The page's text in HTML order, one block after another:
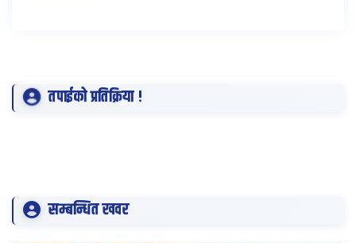
तपाईको प्रतिक्रिया !
सम्बन्धित खवर